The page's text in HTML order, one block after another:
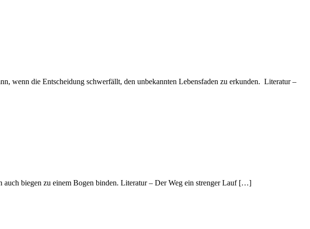
wenn die Entscheidung schwerfällt, den unbekannten Lebensfaden zu erkunden. Literatur –
biegen zu einem Bogen binden. Literatur – Der Weg ein strenger Lauf […]